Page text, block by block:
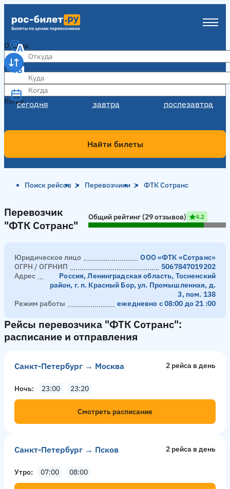
Откуда
Куда
Когда
сегодня завтра послезавтра
Когда
Найти билеты
Поиск рейсов Перевозчики ФТК Сотранс
Перевозчик "ФТК Сотранс"
Перевозчик
"ФТК Сотранс"
Общий рейтинг (29 отзывов) 4.2
Юридическое лицо
ООО «ФТК «Сотранс»
ОГРН / ОГРНИП
5067847019202
Адрес
Россия, Ленинградская область, Тосненский
район, г. п. Красный Бор, ул. Промышленная, д.
3, пом. 138
Режим работы
ежедневно с 08:00 до 21 :00
Рейсы перевозчика "ФТК Сотранс":
расписание и отправления
Санкт-Петербург → Москва 2 рейсa в день
Ночь 23:00 23:20
Смотреть расписание
Санкт-Петербург → Псков 2 рейсa в день
Утро 07:00 08:00